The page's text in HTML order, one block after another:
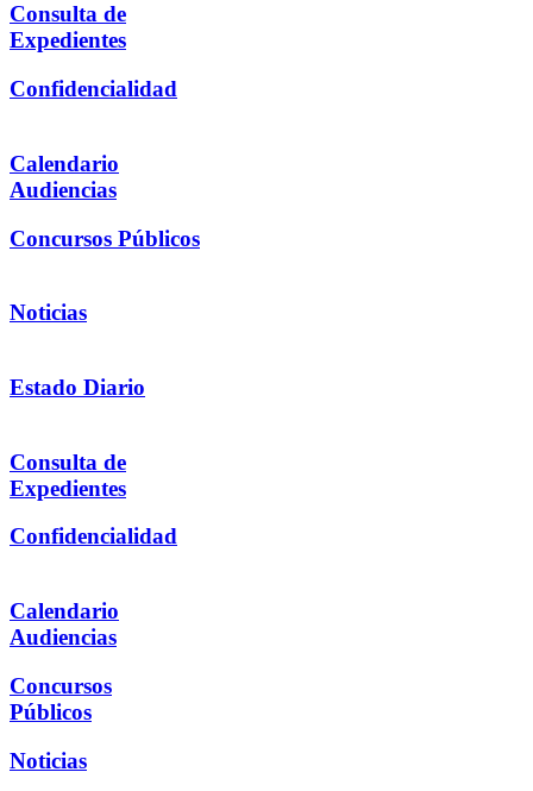
Consulta de
Expedientes
Confidencialidad
Calendario
Audiencias
Concursos Públicos
Noticias
Estado Diario
Consulta de
Expedientes
Confidencialidad
Calendario
Audiencias
Concursos
Públicos
Noticias